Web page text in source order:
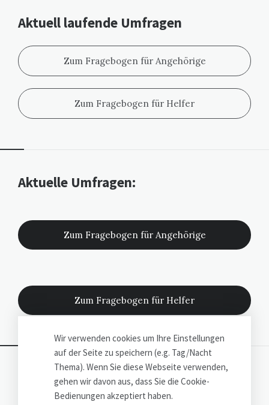
Aktuell laufende Umfragen
Zum Fragebogen für Angehörige
Zum Fragebogen für Helfer
Widgets
Aktuelle Umfragen:
Zum Fragebogen für Angehörige
Zum Fragebogen für Helfer
Wolfgang George
development:
Wir verwenden cookies um Ihre Einstellungen
auf der Seite zu speichern (e.g. Tag/Nacht
Thema). Wenn Sie diese Webseite verwenden,
gehen wir davon aus, dass Sie die Cookie-
Bedienungen akzeptiert haben.